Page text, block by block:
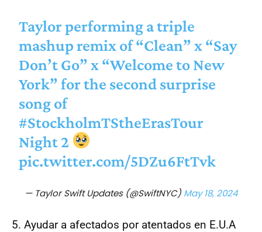
Taylor performing a triple
mashup remix of “Clean” x “Say
Don’t Go” x “Welcome to New
York” for the second surprise
song of
#StockholmTStheErasTour
Night 2
pic.twitter.com/5DZu6FtTvk
— Taylor Swift Updates (@SwiftNYC) May 18, 2024
5. Ayudar a afectados por atentados en E.U.A